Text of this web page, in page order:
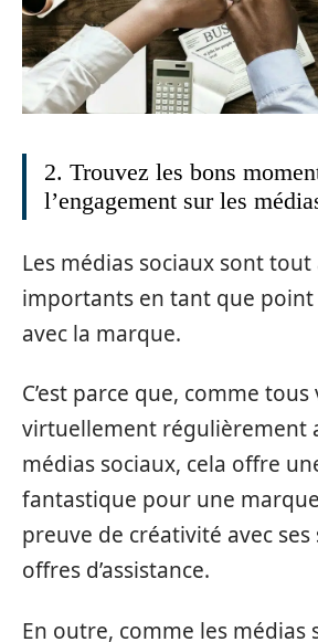
2. Trouvez les bons
l’engagement sur les
Les médias sociaux sont tout
importants en tant que
avec la marque.
C’est parce que, comme
virtuellement régulièrement
médias sociaux, cela offre
fantastique pour une
preuve de créativité avec ses
offres d’assistance.
En outre, comme les médias